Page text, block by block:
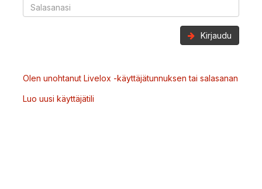
Kirjaudu
Olen unohtanut Livelox -käyttäjätunnuksen tai salasanan
Luo uusi käyttäjätili